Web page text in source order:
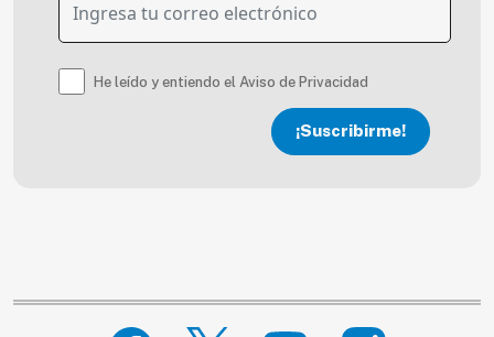
He leído y entiendo el Aviso de Privacidad
¡Suscribirme!